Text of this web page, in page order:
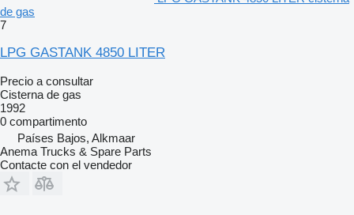
de gas
7
LPG GASTANK 4850 LITER
Precio a consultar
Cisterna de gas
1992
0 compartimento
Países Bajos, Alkmaar
Anema Trucks & Spare Parts
Contacte con el vendedor